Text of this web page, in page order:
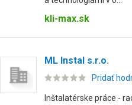
kli-max.sk
ML Instal s.r.o.
Pridať
Inštalatérske práce -